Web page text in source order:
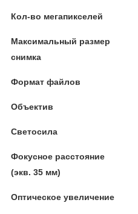
Кол-во мегапикселей
Максимальный размер
снимка
Формат файлов
Объектив
Светосила
Фокусное расстояние
(экв. 35 мм)
Оптическое увеличение